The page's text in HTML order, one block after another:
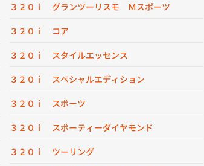
３２０ｉ グランツーリスモ Ｍスポーツ
３２０ｉ コア
３２０ｉ スタイルエッセンス
３２０ｉ スペシャルエディション
３２０ｉ スポーツ
３２０ｉ スポーティーダイヤモンド
３２０ｉ ツーリング